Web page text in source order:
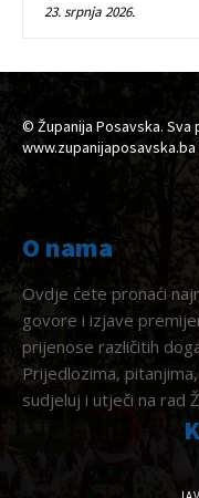
23. srpnja 2026.
© Županija Posavska. Sva
www.zupanijaposavska.ba
O nama
Ovdje ćete pronaći
govore i izjave
prijenose različitih
Prijedlozima,
sudjeluj i utječi na rad